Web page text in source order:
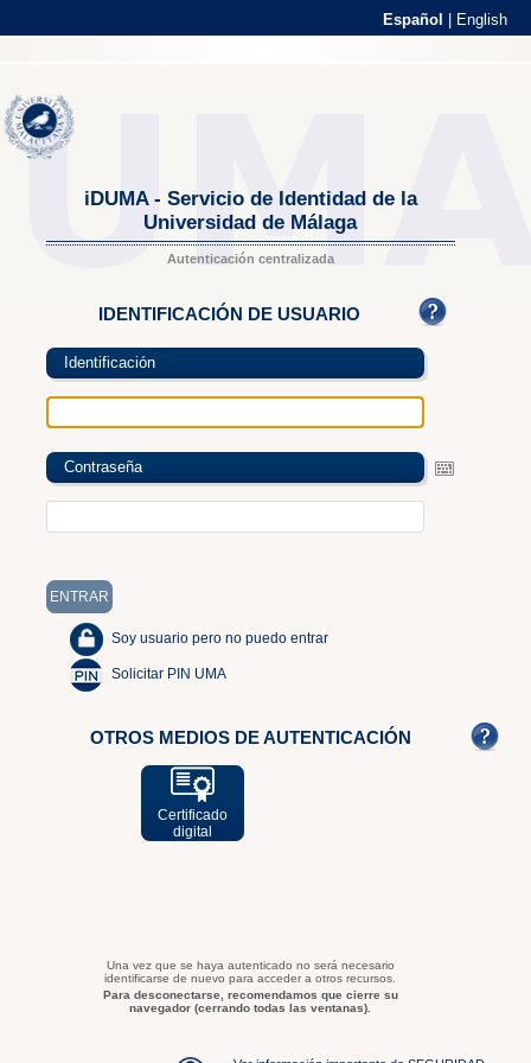
Español English
iDUMA - Servicio de Identidad de la
Universidad de Málaga
Autenticación centralizada
IDENTIFICACIÓN DE USUARIO
Identificación
Contraseña
Soy usuario pero no puedo entrar
Solicitar PIN UMA
OTROS MEDIOS DE AUTENTICACIÓN
Certificado
digital
Una vez que se haya autenticado no será necesario
identificarse de nuevo para acceder a otros recursos.
Para desconectarse, recomendamos que cierre su
navegador (cerrando todas las ventanas).